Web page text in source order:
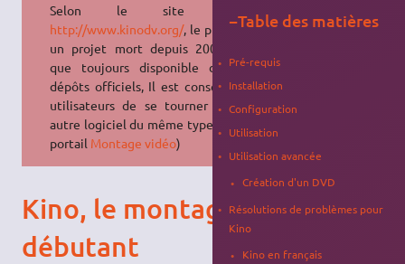
Selon le site officiel
http://www.kinodv.org/, le projet est
un projet mort depuis 2009. Bien
que toujours disponible dans les
dépôts officiels, Il est conseillé aux
utilisateurs de se tourner vers un
autre logiciel du même type ( voir le
portail Montage vidéo)
Kino, le montage vidéo pour
débutant
−Table des matières
Pré-requis
Installation
Configuration
Utilisation
Utilisation avancée
Création d'un DVD
Résolutions de problèmes pour
Kino
Kino en français